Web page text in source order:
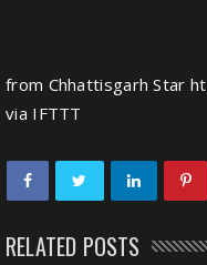
from Chhattisgarh Star
via IFTTT
RELATED POSTS